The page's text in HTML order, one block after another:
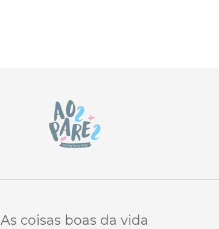
As coisas boas da vida